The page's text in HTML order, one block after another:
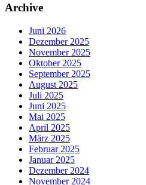
Archive
Juni 2026
Dezember 2025
November 2025
Oktober 2025
September 2025
August 2025
Juli 2025
Juni 2025
Mai 2025
April 2025
März 2025
Februar 2025
Januar 2025
Dezember 2024
November 2024